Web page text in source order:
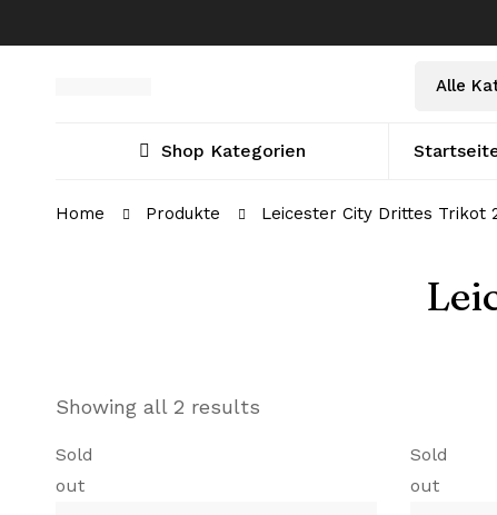
Shop Kategorien
Home Produkte Leicester City Drittes Trikot
Showing all 2 results
Sold
out
Sold
out